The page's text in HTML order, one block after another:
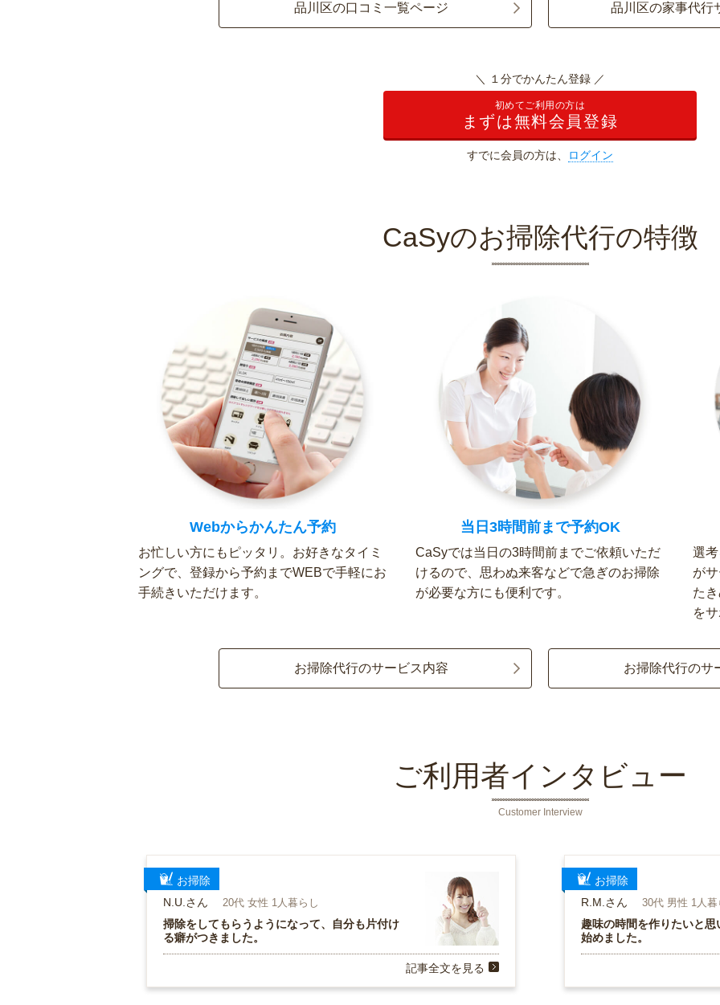
品川区の口コミ一覧ページ 品川区の家事代行
＼ １分でかんたん登録 ／
初めてご利用の方は
まずは無料会員登録
すでに会員の方は、 ログイン
CaSyのお掃除代行の特徴
Webからかんたん予約
お忙しい方にもピッタリ。お好きなタイミ
ングで、登録から予約までWEBで手軽にお
手続きいただけます。
当日3時間前まで予約OK
CaSyでは当日の3時間前までご依頼いただ
けるので、思わぬ来客などで急ぎのお掃除
が必要な方にも便利です。
選
が
た
を
お掃除代行のサービス内容 お掃除代行のサ
ご利用者インタビュー
Customer Interview
お掃除
N.U.さん
20代 女性 1人暮らし
掃除をしてもらうようになって、自分も片付け
る癖がつきました。
記事全文を見る
お掃除
R.M.さん
30代 男性 1人暮
趣味の時間を作りたいと
始めました。